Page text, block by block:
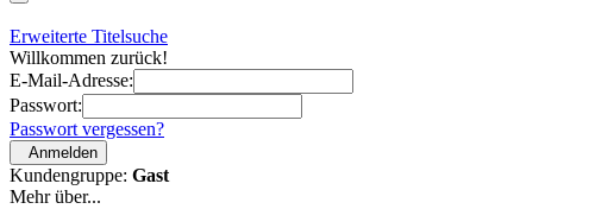
Erweiterte Titelsuche
Willkommen zurück!
E-Mail-Adresse:
Passwort:
Passwort vergessen?
Anmelden
Kundengruppe: Gast
Mehr über...